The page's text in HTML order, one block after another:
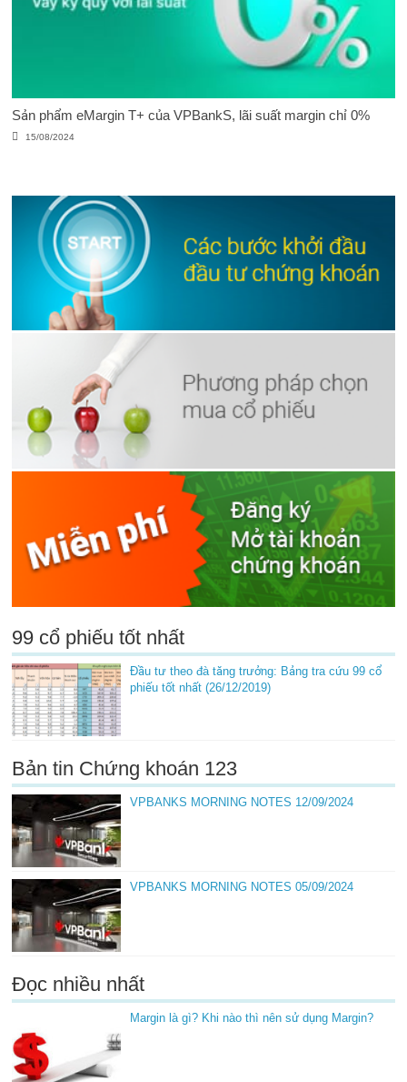
Sản phẩm eMargin T+ của VPBankS, lãi suất margin chỉ 0%
15/08/2024
99 cổ phiếu tốt nhất
Đầu tư theo đà tăng trưởng: Bảng tra cứu 99 cổ
phiếu tốt nhất (26/12/2019)
Bản tin Chứng khoán 123
VPBANKS MORNING NOTES 12/09/2024
VPBANKS MORNING NOTES 05/09/2024
Đọc nhiều nhất
Margin là gì? Khi nào thì nên sử dụng Margin?